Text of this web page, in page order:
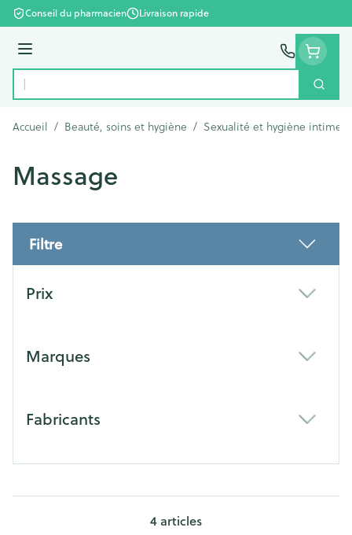
Aller au contenu
Conseil du pharmacien Livraison rapide
Menu
Rechercher
Accueil / Beauté, soins et hygiène / Sexualité et hygiène intime
Massage
Filtre
Prix
Marques
Fabricants
4 articles